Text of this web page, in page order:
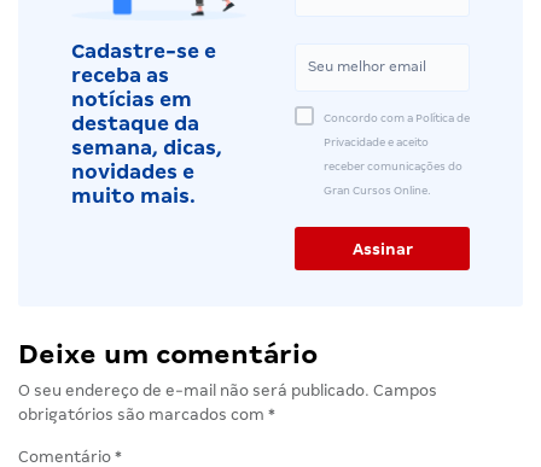
Cadastre-se e
receba as
notícias em
destaque da
semana, dicas,
novidades e
muito mais.
Concordo com a Política de
Privacidade e aceito
receber comunicações do
Gran Cursos Online.
Deixe um comentário
O seu endereço de e-mail não será publicado. Campos
obrigatórios são marcados com *
Comentário *